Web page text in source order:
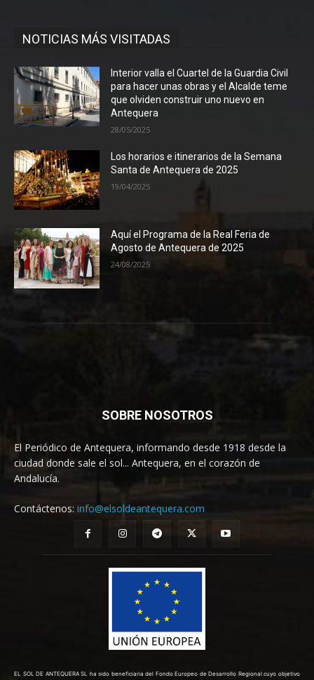
NOTICIAS MÁS VISITADAS
Interior valla el Cuartel de la Guardia Civil
para hacer unas obras y el Alcalde teme
que olviden construir uno nuevo en
Antequera
28/05/2025
Los horarios e itinerarios de la Semana
Santa de Antequera de 2025
19/04/2025
Aquí el Programa de la Real Feria de
Agosto de Antequera de 2025
24/08/2025
SOBRE NOSOTROS
El Periódico de Antequera, informando desde 1918 desde la
ciudad donde sale el sol... Antequera, en el corazón de
Andalucía.
Contáctenos: info@elsoldeantequera.com
EL SOL DE ANTEQUERA SL ha sido beneficiaria del Fondo Europeo de Desarrollo Regional cuyo objetivo